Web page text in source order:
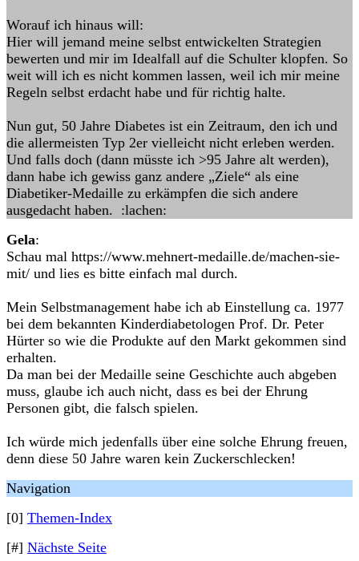
Worauf ich hinaus will:
Hier will jemand meine selbst entwickelten Strategien
bewerten und mir im Idealfall auf die Schulter klopfen. So
weit will ich es nicht kommen lassen, weil ich mir meine
Regeln selbst erdacht habe und für richtig halte.
Nun gut, 50 Jahre Diabetes ist ein Zeitraum, den ich und
die allermeisten Typ 2er vielleicht nicht erleben werden.
Und falls doch (dann müsste ich >95 Jahre alt werden),
dann habe ich gewiss ganz andere „Ziele“ als eine
Diabetiker-Medaille zu erkämpfen die sich andere
ausgedacht haben. :lachen:
Gela:
Schau mal https://www.mehnert-medaille.de/machen-sie-
mit/ und lies es bitte einfach mal durch.
Mein Selbstmanagement habe ich ab Einstellung ca. 1977
bei dem bekannten Kinderdiabetologen Prof. Dr. Peter
Hürter so wie die Produkte auf den Markt gekommen sind
erhalten.
Da man bei der Medaille seine Geschichte auch abgeben
muss, glaube ich auch nicht, dass es bei der Ehrung
Personen gibt, die falsch spielen.
Ich würde mich jedenfalls über eine solche Ehrung freuen,
denn diese 50 Jahre waren kein Zuckerschlecken!
Navigation
[0] Themen-Index
[#] Nächste Seite